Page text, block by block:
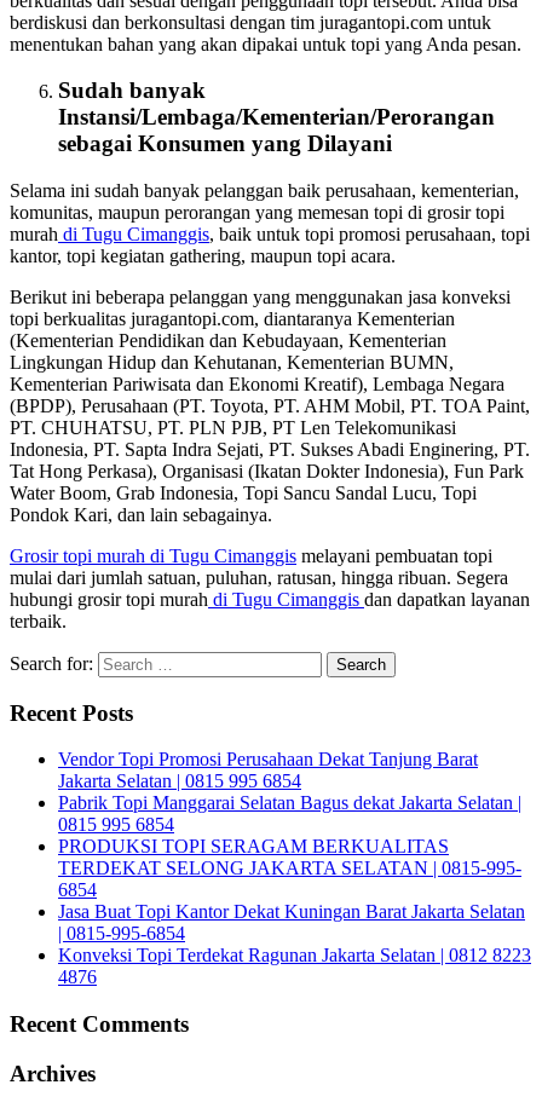
berdiskusi dan berkonsultasi dengan tim juragantopi.com untuk
menentukan bahan yang akan dipakai untuk topi yang Anda pesan.
Sudah banyak
Instansi/Lembaga/Kementerian/Perorangan
sebagai Konsumen yang Dilayani
Selama ini sudah banyak pelanggan baik perusahaan, kementerian,
komunitas, maupun perorangan yang memesan topi di grosir topi
murah di Tugu Cimanggis, baik untuk topi promosi perusahaan, topi
kantor, topi kegiatan gathering, maupun topi acara.
Berikut ini beberapa pelanggan yang menggunakan jasa konveksi
topi berkualitas juragantopi.com, diantaranya Kementerian
(Kementerian Pendidikan dan Kebudayaan, Kementerian
Lingkungan Hidup dan Kehutanan, Kementerian BUMN,
Kementerian Pariwisata dan Ekonomi Kreatif), Lembaga Negara
(BPDP), Perusahaan (PT. Toyota, PT. AHM Mobil, PT. TOA Paint,
PT. CHUHATSU, PT. PLN PJB, PT Len Telekomunikasi
Indonesia, PT. Sapta Indra Sejati, PT. Sukses Abadi Enginering, PT.
Tat Hong Perkasa), Organisasi (Ikatan Dokter Indonesia), Fun Park
Water Boom, Grab Indonesia, Topi Sancu Sandal Lucu, Topi
Pondok Kari, dan lain sebagainya.
Grosir topi murah di Tugu Cimanggis melayani pembuatan topi
mulai dari jumlah satuan, puluhan, ratusan, hingga ribuan. Segera
hubungi grosir topi murah di Tugu Cimanggis dan dapatkan layanan
terbaik.
Search for:
Recent Posts
Vendor Topi Promosi Perusahaan Dekat Tanjung Barat
Jakarta Selatan | 0815 995 6854
Pabrik Topi Manggarai Selatan Bagus dekat Jakarta Selatan |
0815 995 6854
PRODUKSI TOPI SERAGAM BERKUALITAS
TERDEKAT SELONG JAKARTA SELATAN | 0815-995-
6854
Jasa Buat Topi Kantor Dekat Kuningan Barat Jakarta Selatan
| 0815-995-6854
Konveksi Topi Terdekat Ragunan Jakarta Selatan | 0812 8223
4876
Recent Comments
Archives